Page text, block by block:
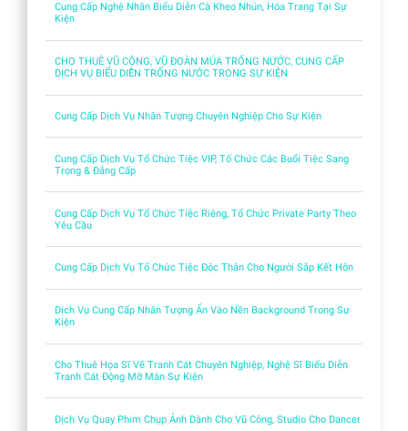
Cung Cấp Nghệ Nhân Biểu Diễn Cà Kheo Nhún, Hóa Trang Tại Sự
Kiện
CHO THUÊ VŨ CÔNG, VŨ ĐOÀN MÚA TRỐNG NƯỚC, CUNG CẤP
DỊCH VỤ BIỂU DIỄN TRỐNG NƯỚC TRONG SỰ KIỆN
Cung Cấp Dịch Vụ Nhân Tượng Chuyên Nghiệp Cho Sự Kiện
Cung Cấp Dịch Vụ Tổ Chức Tiệc VIP, Tổ Chức Các Buổi Tiệc Sang
Trọng & Đẳng Cấp
Cung Cấp Dịch Vụ Tổ Chức Tiệc Riêng, Tổ Chức Private Party Theo
Yêu Cầu
Cung Cấp Dịch Vụ Tổ Chức Tiệc Độc Thân Cho Người Sắp Kết Hôn
Dịch Vụ Cung Cấp Nhân Tượng Ẩn Vào Nền Background Trong Sự
Kiện
Cho Thuê Họa Sĩ Vẽ Tranh Cát Chuyên Nghiệp, Nghệ Sĩ Biểu Diễn
Tranh Cát Động Mỡ Màn Sự Kiện
Dịch Vụ Quay Phim Chụp Ảnh Dành Cho Vũ Công, Studio Cho Dancer